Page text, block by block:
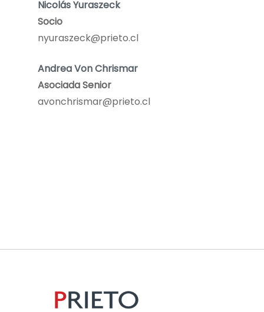
Nicolás Yuraszeck
Socio
nyuraszeck@prieto.cl
Andrea Von Chrismar
Asociada Senior
avonchrismar@prieto.cl